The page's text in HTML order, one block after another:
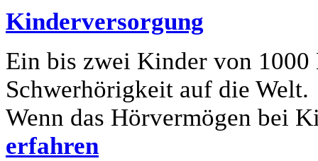
Kinderversorgung
Ein bis zwei Kinder von 1000
Schwerhörigkeit auf die Welt.
Wenn das Hörvermögen bei
erfahren